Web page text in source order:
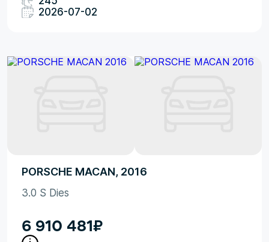
2026-07-02
PORSCHE MACAN, 2016
3.0 S Dies
6 910 481₽